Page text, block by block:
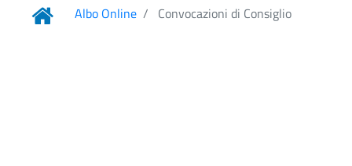
Albo Online Convocazioni di Consiglio